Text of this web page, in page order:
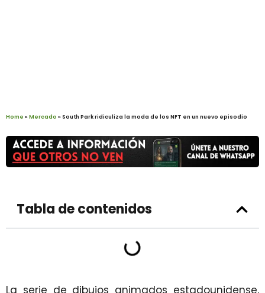
Home »Mercado »South Park ridiculiza la moda de los NFT en un nuevo episodio
Tabla de contenidos
La serie de dibujos animados estadounidense,